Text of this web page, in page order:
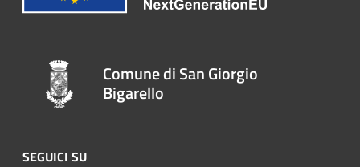
Comune di San Giorgio
Bigarello
SEGUICI SU